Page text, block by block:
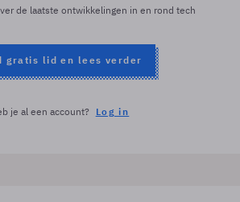
de laatste ontwikkelingen in en rond tech
gratis lid en lees verder
je al een account? Log in